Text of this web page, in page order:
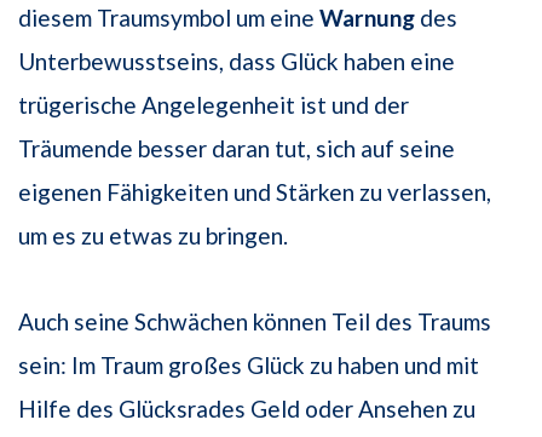
diesem Traumsymbol um eine Warnung des
Unterbewusstseins, dass Glück haben eine
trügerische Angelegenheit ist und der
Träumende besser daran tut, sich auf seine
eigenen Fähigkeiten und Stärken zu verlassen,
um es zu etwas zu bringen.
Auch seine Schwächen können Teil des Traums
sein: Im Traum großes Glück zu haben und mit
Hilfe des Glücksrades Geld oder Ansehen zu